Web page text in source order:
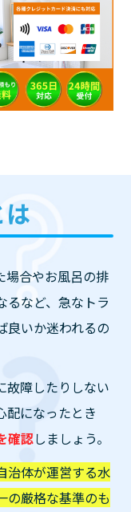
場合やお風呂の排
るなど、急なトラ
良いか迷われるの
故障したりしない
配になったとき
確認しましょう。
治体が運営する水
の厳格な基準のも